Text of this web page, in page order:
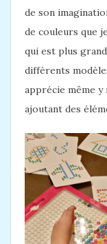
de son
de couleurs que
qui est plus
différents
apprécie même
ajoutant des